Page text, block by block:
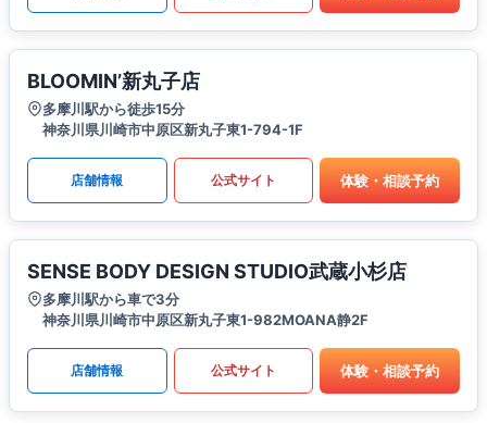
BLOOMIN’新丸子店
多摩川駅から徒歩15分
神奈川県川崎市中原区新丸子東1-794-1F
店舗情報 公式サイト 体験・相談予約
SENSE BODY DESIGN STUDIO武蔵小杉店
多摩川駅から車で3分
神奈川県川崎市中原区新丸子東1-982MOANA静2F
店舗情報 公式サイト 体験・相談予約